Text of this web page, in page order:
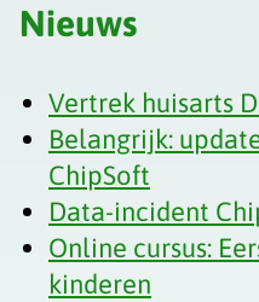
Nieuws
Vertrek huisarts
Belangrijk:
ChipSoft
Data-incident
Online cursus:
kinderen